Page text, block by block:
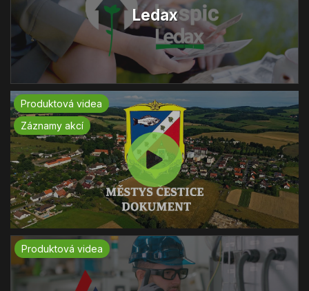
Ledax
Produktová videa
Záznamy akcí
Produktová videa